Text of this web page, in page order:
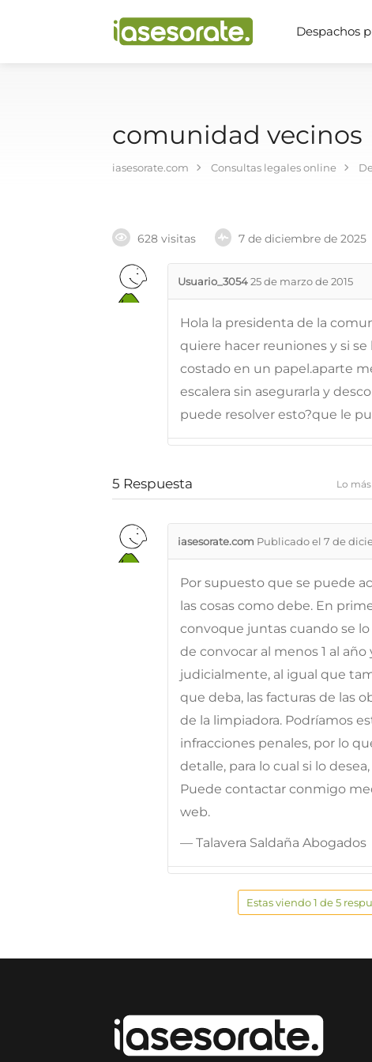
Despachos
comunidad vecinos
iasesorate.com Consultas legales online
628 visitas 7 de diciembre de 2025
Usuario_305425 de marzo de 2015
Hola la presidenta de la
quiere hacer reuniones y si
costado en un papel.aparte
escalera sin asegurarla y
puede resolver esto?que le
5 Respuesta Lo
iasesorate.com Publicado el 7 de
Por supuesto que se puede
las cosas como debe. En
convoque juntas cuando se
de convocar al menos 1 al
judicialmente, al igual que
que deba, las facturas de las
de la limpiadora. Podríamos
infracciones penales, por lo
detalle, para lo cual si lo
Puede contactar conmigo
web.
— Talavera Saldaña Abogados
Estas viendo 1 de 5